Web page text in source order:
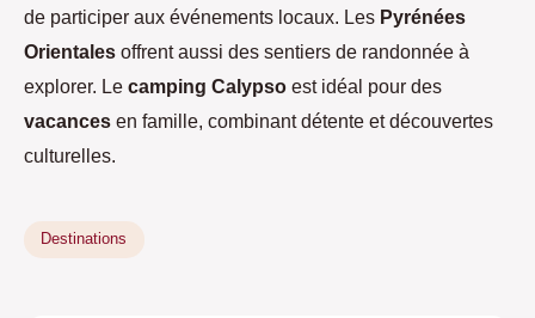
de participer aux événements locaux. Les Pyrénées
Orientales offrent aussi des sentiers de randonnée à
explorer. Le camping Calypso est idéal pour des
vacances en famille, combinant détente et découvertes
culturelles.
Destinations